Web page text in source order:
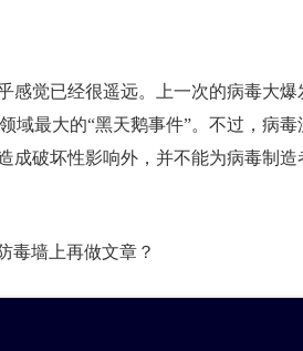
感觉已经很遥远。上一次的病毒大爆
域最大的“黑天鹅事件”。不过，病毒
成破坏性影响外，并不能为病毒制造
毒墙上再做文章？